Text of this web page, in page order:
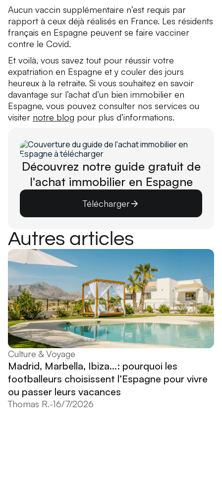
Aucun vaccin supplémentaire n’est requis par
rapport à ceux déjà réalisés en France. Les résidents
français en Espagne peuvent se faire vacciner
contre le Covid.
Et voilà, vous savez tout pour réussir votre
expatriation en Espagne et y couler des jours
heureux à la retraite. Si vous souhaitez en savoir
davantage sur l’achat d’un bien immobilier en
Espagne, vous pouvez consulter nos services ou
visiter notre blog pour plus d’informations.
Découvrez notre guide gratuit de
l'achat immobilier en Espagne
Télécharger
Autres articles
Culture & Voyage
Madrid, Marbella, Ibiza...: pourquoi les
footballeurs choisissent l’Espagne pour vivre
ou passer leurs vacances
Thomas R.-16/7/2026